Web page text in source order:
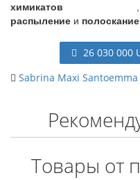
химикатов
распыление и полоскание
26 030 000
Sabrina Maxi Santoemma
Товары от